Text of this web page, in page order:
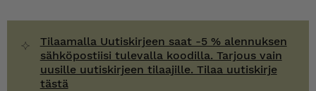
Tilaamalla Uutiskirjeen saat -5 % alennuksen
sähköpostiisi tulevalla koodilla. Tarjous vain
uusille uutiskirjeen tilaajille. Tilaa uutiskirje
tästä